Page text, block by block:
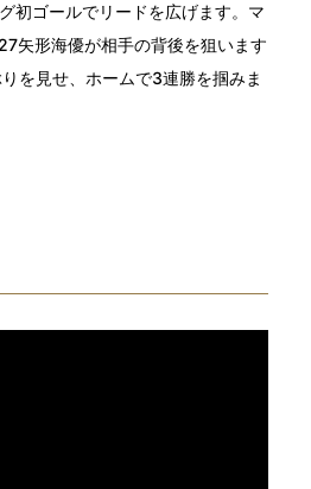
初ゴールでリードを広げます。マ
矢形海優が相手の背後を狙います
を見せ、ホームで3連勝を掴みま